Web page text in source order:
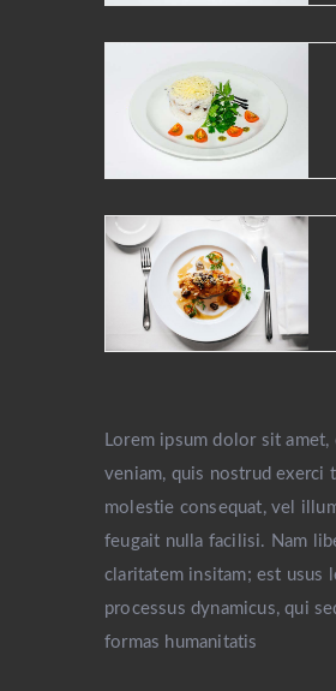
Lorem ipsum dolor sit
veniam, quis nostrud
molestie consequat, vel
feugait nulla facilisi. Nam
claritatem insitam; est usus
processus dynamicus, qui
formas humanitatis